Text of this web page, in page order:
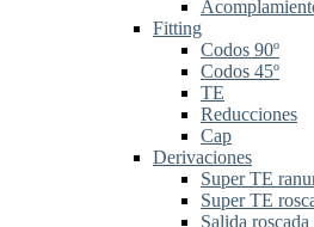
Fitting
Codos 90º
Codos 45º
TE
Reducciones
Cap
Derivaciones
Super TE
Super TE
Salida